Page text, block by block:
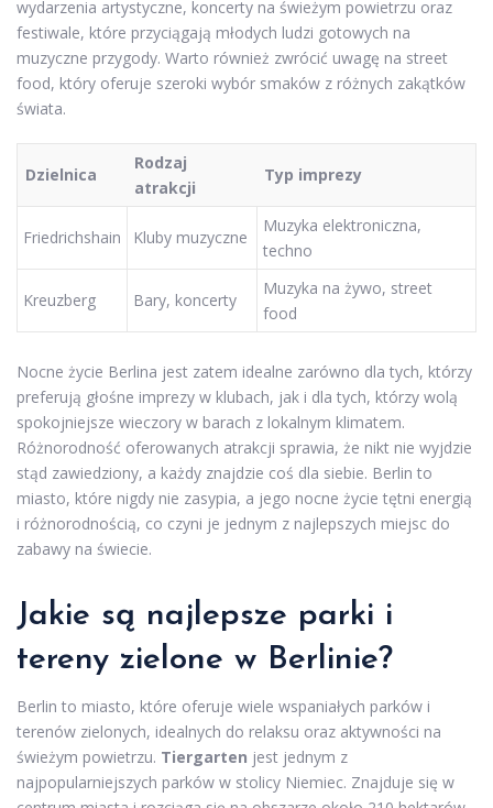
wydarzenia artystyczne, koncerty na świeżym powietrzu oraz
festiwale, które przyciągają młodych ludzi gotowych na
muzyczne przygody. Warto również zwrócić uwagę na street
food, który oferuje szeroki wybór smaków z różnych zakątków
świata.
Dzielnica
Rodzaj
atrakcji
Typ imprezy
Friedrichshain Kluby muzyczne
Muzyka elektroniczna,
techno
Kreuzberg Bary, koncerty
Muzyka na żywo, street
food
Nocne życie Berlina jest zatem idealne zarówno dla tych, którzy
preferują głośne imprezy w klubach, jak i dla tych, którzy wolą
spokojniejsze wieczory w barach z lokalnym klimatem.
Różnorodność oferowanych atrakcji sprawia, że nikt nie wyjdzie
stąd zawiedziony, a każdy znajdzie coś dla siebie. Berlin to
miasto, które nigdy nie zasypia, a jego nocne życie tętni energią
i różnorodnością, co czyni je jednym z najlepszych miejsc do
zabawy na świecie.
Jakie są najlepsze parki i
tereny zielone w Berlinie?
Berlin to miasto, które oferuje wiele wspaniałych parków i
terenów zielonych, idealnych do relaksu oraz aktywności na
świeżym powietrzu. Tiergarten jest jednym z
najpopularniejszych parków w stolicy Niemiec. Znajduje się w